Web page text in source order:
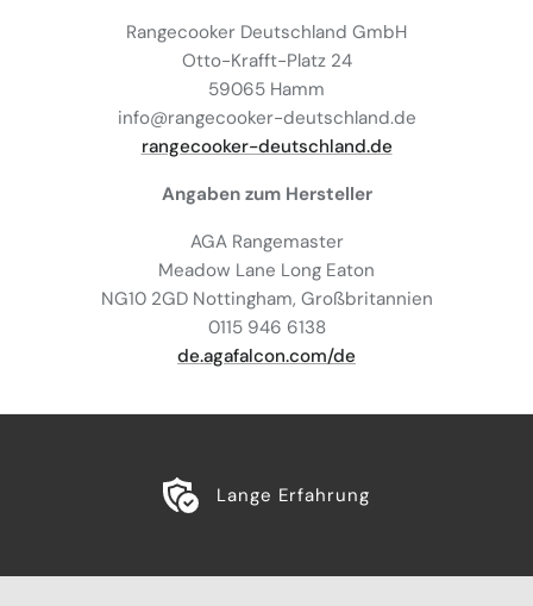
Rangecooker Deutschland GmbH
Otto-Krafft-Platz 24
59065 Hamm
info@rangecooker-deutschland.de
rangecooker-deutschland.de
Angaben zum Hersteller
AGA Rangemaster
Meadow Lane Long Eaton
NG10 2GD Nottingham, Großbritannien
0115 946 6138
de.agafalcon.com/de
Lange Erfahrung